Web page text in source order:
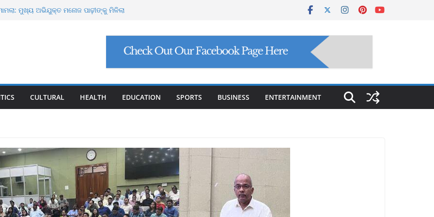
ମାଗିଲେ ଉନ୍ନୟନ କମିଶନର, ସଚିବଙ୍କୁ କଠୋର
ଠକେଇ, ମୁଖ୍ୟ ପ୍ରଶାସକଙ୍କ ଦସ୍ତଖତ ଜାଲ୍
ସୁପ୍ରିମକୋର୍ଟଙ୍କ ବଡ଼ ନିର୍ଦ୍ଦେଶ
୮ ଗ୍ରାମ ସୁନା-ଶାଢ଼ୀ, ଏଆଇ ପ୍ରଶିକ୍ଷଣ ପାଇଁ ୫
CULTURAL HEALTH EDUCATION SPORTS BUSINESS ENTERTAINMENT